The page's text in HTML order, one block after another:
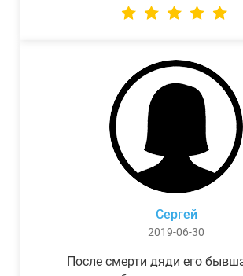
Сергей
2019-06-30
После смерти дяди его